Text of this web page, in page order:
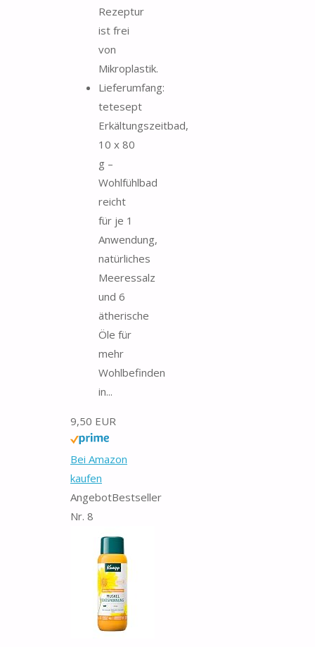
Rezeptur
ist frei
von
Mikroplastik.
Lieferumfang:
tetesept
Erkältungszeitbad,
10 x 80
g –
Wohlfühlbad
reicht
für je 1
Anwendung,
natürliches
Meeressalz
und 6
ätherische
Öle für
mehr
Wohlbefinden
in...
9,50 EUR
Bei Amazon
kaufen
AngebotBestseller
Nr. 8